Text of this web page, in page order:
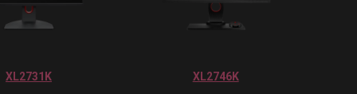
XL2746K
XL2731K